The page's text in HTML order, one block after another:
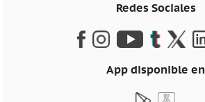
Redes Sociales
App disponible en